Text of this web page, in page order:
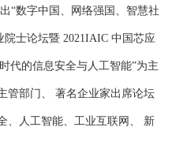
“数字中国、网络强国、智慧社
士论坛暨 2021IAIC 中国芯应
代的信息安全与人工智能”为主
管部门、 著名企业家出席论坛
、人工智能、工业互联网、 新